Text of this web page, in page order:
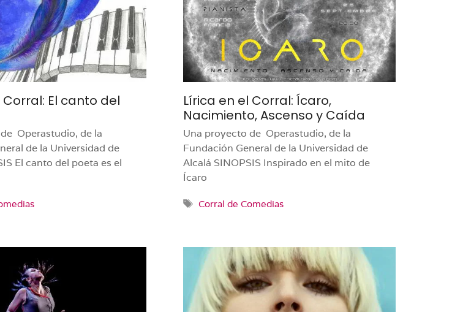
Corral: El canto del
Operastudio, de la
de la Universidad de
El canto del poeta es el
Lírica en el Corral: Ícaro,
Nacimiento, Ascenso y Caída
Una proyecto de Operastudio, de la
Fundación General de la Universidad de
Alcalá SINOPSIS Inspirado en el mito de
Ícaro
Etiquetas
Corral de Comedias